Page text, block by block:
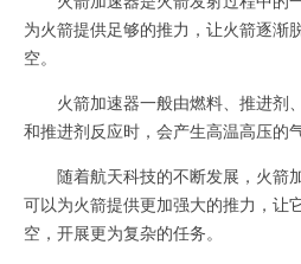
为火箭提供足够的推力，让火箭逐渐
空。
火箭加速器一般由燃料、推进剂
和推进剂反应时，会产生高温高压的
随着航天科技的不断发展，火箭加
可以为火箭提供更加强大的推力，让
空，开展更为复杂的任务。